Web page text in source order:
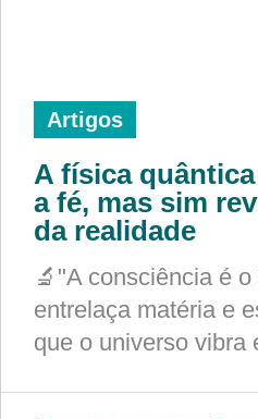
Artigos
A física
a fé, mas sim
da realidade
🔬"A consciência é
entrelaça matéria e
que o universo